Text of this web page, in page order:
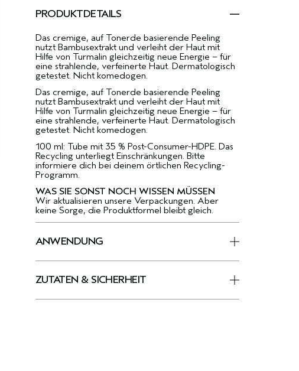
PRODUKTDETAILS
Das cremige, auf Tonerde basierende Peeling
nutzt Bambusextrakt und verleiht der Haut mit
Hilfe von Turmalin gleichzeitig neue Energie – für
eine strahlende, verfeinerte Haut. Dermatologisch
getestet. Nicht komedogen.
Das cremige, auf Tonerde basierende Peeling
nutzt Bambusextrakt und verleiht der Haut mit
Hilfe von Turmalin gleichzeitig neue Energie – für
eine strahlende, verfeinerte Haut. Dermatologisch
getestet. Nicht komedogen.
100 ml: Tube mit 35 % Post-Consumer-HDPE. Das
Recycling unterliegt Einschränkungen. Bitte
informiere dich bei deinem örtlichen Recycling-
Programm.
WAS SIE SONST NOCH WISSEN MÜSSEN
Wir aktualisieren unsere Verpackungen. Aber
keine Sorge, die Produktformel bleibt gleich.
ANWENDUNG
ZUTATEN & SICHERHEIT